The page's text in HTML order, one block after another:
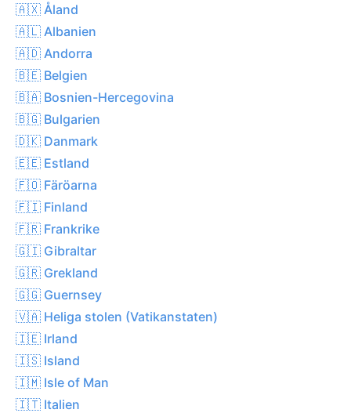
🇦🇽 Åland
🇦🇱 Albanien
🇦🇩 Andorra
🇧🇪 Belgien
🇧🇦 Bosnien-Hercegovina
🇧🇬 Bulgarien
🇩🇰 Danmark
🇪🇪 Estland
🇫🇴 Färöarna
🇫🇮 Finland
🇫🇷 Frankrike
🇬🇮 Gibraltar
🇬🇷 Grekland
🇬🇬 Guernsey
🇻🇦 Heliga stolen (Vatikanstaten)
🇮🇪 Irland
🇮🇸 Island
🇮🇲 Isle of Man
🇮🇹 Italien